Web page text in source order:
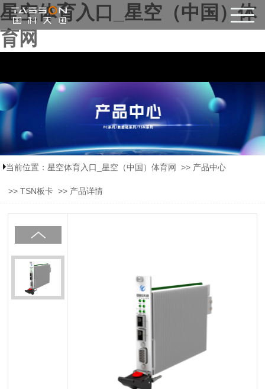
星空体育入口_星空（中国）体
育网
当前位置： 星空体育入口_星空（中国）体育网 >> 产品中心
>> TSN板卡 >> 产品详情